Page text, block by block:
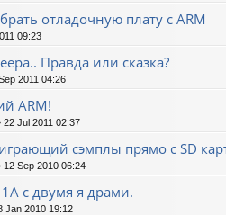
отладочную плату с ARM
09:23
Правда или сказка?
2011 04:26
ARM!
22 Jul 2011 02:37
сэмплы прямо с SD
12 Sep 2010 06:24
с двумя я драми.
Jan 2010 19:12